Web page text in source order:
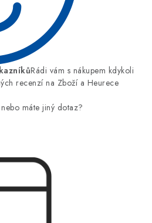
Rádi vám s nákupem kdykoli
recenzí na Zboží a Heurece
máte jiný dotaz?